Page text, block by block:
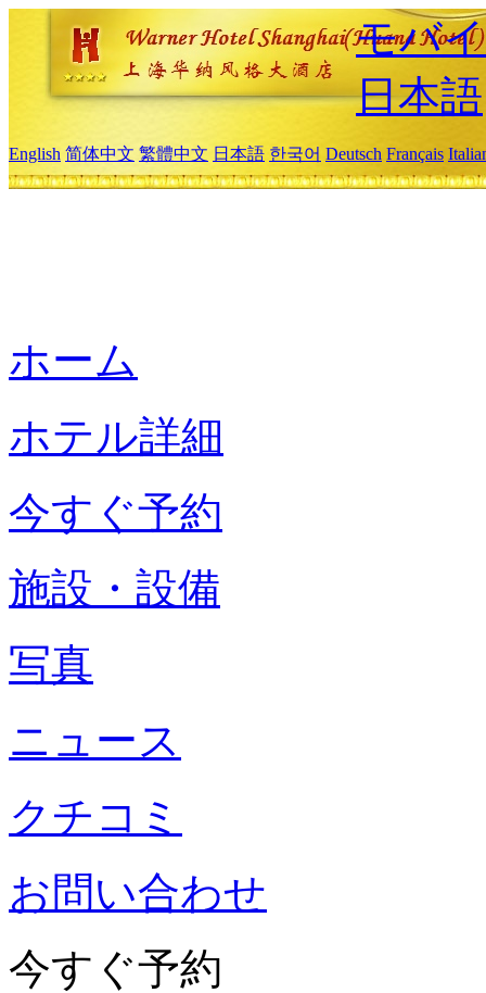
モバ
日本語
English 简体中文 繁體中文 日本語 한국어 Deutsch Français
ホーム
ホテル詳細
今すぐ予約
施設・設備
写真
ニュース
クチコミ
お問い合わせ
今すぐ予約